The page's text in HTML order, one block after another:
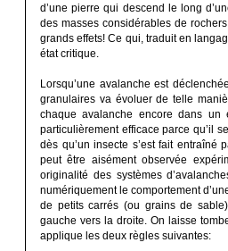
d’une pierre qui descend le long
des masses considérables de
grands effets! Ce qui, traduit en
état critique.
Lorsqu’une avalanche est
granulaires va évoluer de telle
chaque avalanche encore dans un
particulièrement efficace parce qu’il
dès qu’un insecte s’est fait entraîné
peut être aisément observée
originalité des systèmes
numériquement le comportement
de petits carrés (ou grains de
gauche vers la droite. On laisse
applique les deux règles suivantes: